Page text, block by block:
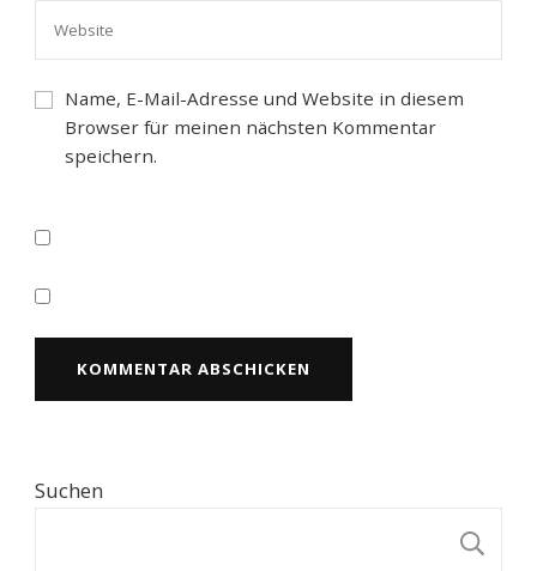
Name, E-Mail-Adresse und Website in diesem
Browser für meinen nächsten Kommentar
speichern.
Suchen